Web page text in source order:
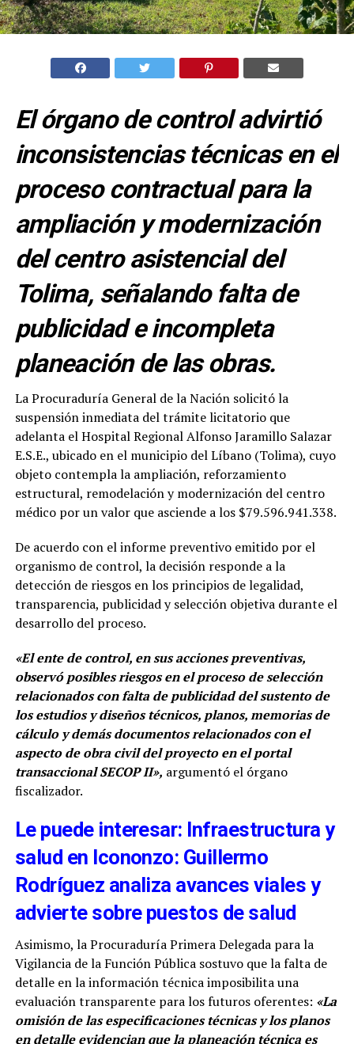
El órgano de control advirtió
inconsistencias técnicas en el
proceso contractual para la
ampliación y modernización
del centro asistencial del
Tolima, señalando falta de
publicidad e incompleta
planeación de las obras.
La Procuraduría General de la Nación solicitó la
suspensión inmediata del trámite licitatorio que
adelanta el Hospital Regional Alfonso Jaramillo Salazar
E.S.E., ubicado en el municipio del Líbano (Tolima), cuyo
objeto contempla la ampliación, reforzamiento
estructural, remodelación y modernización del centro
médico por un valor que asciende a los $79.596.941.338.
De acuerdo con el informe preventivo emitido por el
organismo de control, la decisión responde a la
detección de riesgos en los principios de legalidad,
transparencia, publicidad y selección objetiva durante el
desarrollo del proceso.
«El ente de control, en sus acciones preventivas,
observó posibles riesgos en el proceso de selección
relacionados con falta de publicidad del sustento de
los estudios y diseños técnicos, planos, memorias de
cálculo y demás documentos relacionados con el
aspecto de obra civil del proyecto en el portal
transaccional SECOP II», argumentó el órgano
fiscalizador.
Le puede interesar: Infraestructura y
salud en Icononzo: Guillermo
Rodríguez analiza avances viales y
advierte sobre puestos de salud
Asimismo, la Procuraduría Primera Delegada para la
Vigilancia de la Función Pública sostuvo que la falta de
detalle en la información técnica imposibilita una
evaluación transparente para los futuros oferentes: «La
omisión de las especificaciones técnicas y los planos
en detalle evidencian que la planeación técnica es